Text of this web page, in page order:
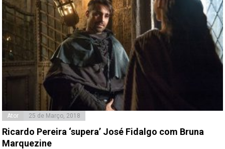
Ator 25 de Março, 2018
Ricardo Pereira ‘supera’ José Fidalgo com Bruna
Marquezine